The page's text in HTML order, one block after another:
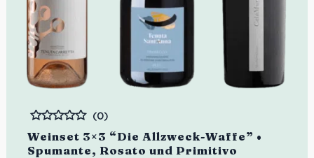
Weinset 3×3 “Die Allzweck-Waffe” •
Spumante, Rosato und Primitivo
Bewertet
(0)